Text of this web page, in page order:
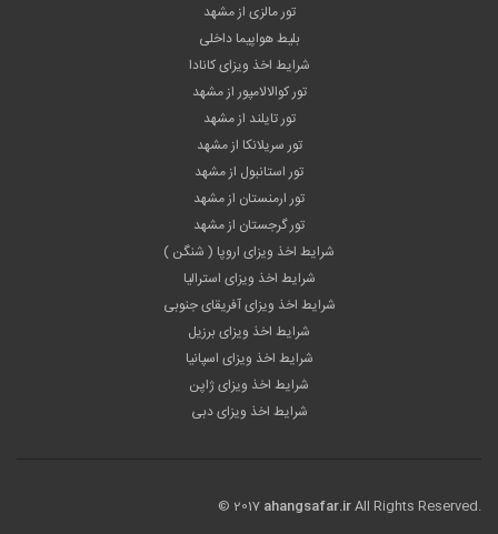
تور مالزی از مشهد
بلیط هواپیما داخلی
شرایط اخذ ویزای کانادا
تور کوالالامپور از مشهد
تور تایلند از مشهد
تور سریلانکا از مشهد
تور استانبول از مشهد
تور ارمنستان از مشهد
تور گرجستان از مشهد
شرایط اخذ ویزای اروپا ( شنگن )
شرایط اخذ ویزای استرالیا
شرایط اخذ ویزای آفریقای جنوبی
شرایط اخذ ویزای برزیل
شرایط اخذ ویزای اسپانیا
شرایط اخذ ویزای ژاپن
شرایط اخذ ویزای دبی
© 2017 ahangsafar.irAll Rights Reserved.